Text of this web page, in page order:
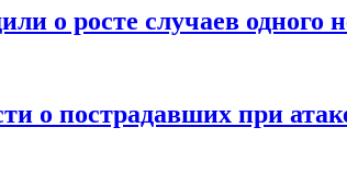
о росте случаев одного
о пострадавших при